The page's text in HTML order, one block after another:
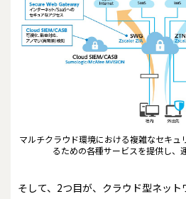
マルチクラウド環境における複雑なセキュ
るための各種サービスを提供し、
そして、2つ目が、クラウド型ネッ